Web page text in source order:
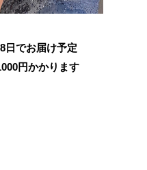
日でお届け予定
円かかります